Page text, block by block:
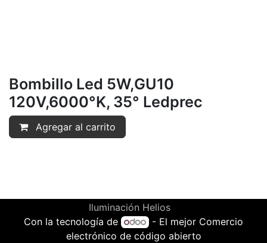
Bombillo Led 5W,GU10
120V,6000°K, 35° Ledprec
Agregar al carrito
Iluminación Helios
Con la tecnología de
- El mejor Comercio
electrónico de código abierto